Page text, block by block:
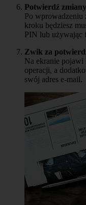
Potwierdź zmiany
Po
kroku będziesz
PIN lub używając
Zwik za
Na ekranie pojawi
operacji, a
swój adres e-mail.